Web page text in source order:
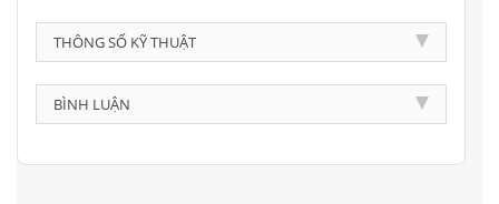
THÔNG SỐ KỸ THUẬT
BÌNH LUẬN